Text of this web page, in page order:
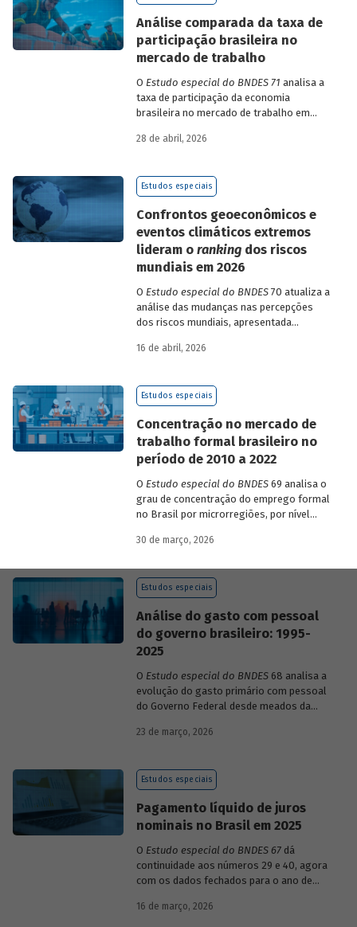
Análise comparada da taxa de
participação brasileira no
mercado de trabalho
O Estudo especial do BNDES 71 analisa a
taxa de participação da economia
brasileira no mercado de trabalho em
países de diferentes continentes e
28 de abril, 2026
Estudos especiais
Confrontos geoeconômicos e
eventos climáticos extremos
lideram o ranking dos riscos
mundiais em 2026
O Estudo especial do BNDES70 atualiza a
análise das mudanças nas percepções
dos riscos mundiais, apresentada
dos relatórios Global Risks Report (GRR)
mundiais para o ano em curso e para dois
16 de abril, 2026
Estudos especiais
Concentração no mercado de
trabalho formal brasileiro no
período de 2010 a 2022
O Estudo especial do BNDES69 analisa o
grau de concentração do emprego formal
no Brasil por microrregiões, por nível
setores, entre 2010 e 2022.
30 de março, 2026
Estudos especiais
Análise do gasto com pessoal
do governo brasileiro: 1995-
2025
O Estudo especial do BNDES68 analisa a
evolução do gasto primário com pessoal
do Governo Federal desde meados da
durante esse período e as mudanças
23 de março, 2026
Estudos especiais
Pagamento líquido de juros
nominais no Brasil em 2025
O Estudo especial do BNDES 67dá
continuidade aos números 29 e 40, agora
com os dados fechados para o ano de
16 de março, 2026